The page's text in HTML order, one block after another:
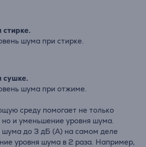
шума при стирке.
сушке.
шума при отжиме.
среду помогает не только
но и уменьшение уровня шума.
шума до 3 дБ (А) на самом деле
уровня шума в 2 раза. Например,